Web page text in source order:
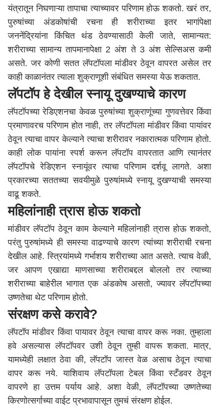
यंत्रातून निघणाऱ्या तापाचा त्याच्यावर परिणाम होऊ शकतो. खरं तर,
पुरुषांच्या अंडकोषांची रचना ही शरीराच्या इतर भागांपेक्षा
जननेंद्रियांना किंचित थंड ठेवण्यासाठी केली जाते, सामान्यत:
शरीराच्या सामान्य तापमानापेक्षा 2 अंश ते 3 अंश सेल्सिअस कमी
असते. जर कोणी सतत लॅपटॉपला मांडीवर ठेवून वापरत असेल तर
काही काळानंतर त्याला शुक्राणूशी संबंधित समस्या येऊ शकतात.
लॅपटॉप हे देखील स्नायू दुखण्याचे कारण
लॅपटॉपच्या रेडिएशनचा केवळ पुरुषांच्या शुक्राणूंच्या गुणवत्तेवर किंवा
प्रमाणावरच परिणाम होत नाही, तर लॅपटॉपला मांडीवर किंवा पायांवर
ठेवून त्याचा वापर केल्याने त्याचा शरीरावर नकारात्मक परिणाम होतो.
काही लोक पायांना स्पर्श करून लॅपटॉप वापरतात आणि त्यानंतर
लॅपटॉपचे रेडिएशन स्नायूंवर त्याचा परिणाम दर्शवू लागते. अशा
प्रकारच्या सततच्या सवयीमुळे पुरुषांमध्ये स्नायू दुखण्याची समस्या
वाढू शकते.
महिलांनाही त्रास होऊ शकतो
मांडीवर लॅपटॉप ठेवून काम केल्याने महिलांनाही त्रास होऊ शकतो,
परंतु पुरुषांमध्ये ही समस्या वाढण्याचे कारण त्यांच्या शरीराची रचना
देखील आहे. स्त्रियांमध्ये गर्भाशय शरीराच्या आत असते. त्याच वेळी,
जर आपण एखाद्या माणसाच्या शरीराबद्दल बोललो तर त्याच्या
शरीराच्या बाहेरील भागात एक अंडकोष असतो, ज्यावर लॅपटॉपच्या
उष्णतेचा थेट परिणाम होतो.
संरक्षण कसे करावे?
लॅपटॉप मांडीवर किंवा पायावर ठेवून त्याचा वापर करू नका. तुम्हाला
हवे असल्यास लॅपटॉपवर उशी ठेवून तुम्ही वापरू शकता. मात्र,
यामध्येही लक्षात ठेवा की, लॅपटॉप जास्त वेळ असाच ठेवून त्याचा
वापर करू नये. याशिवाय लॅपटॉपला टेबल किंवा स्टँडवर ठेवून
वापरणे हा उत्तम पर्याय आहे. अशा वेळी, लॅपटॉपच्या उष्णतेच्या
किरणोत्सर्गाच्या वाईट प्रभावापासून तुमचं संरक्षण होईल.